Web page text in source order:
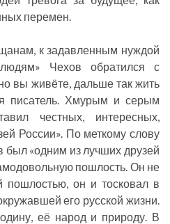
перемен.
к задавленным нуждой
Чехов обратился с
вы живёте, дальше так жить
писатель. Хмурым и серым
честных, интересных,
России». По меткому слову
был «одним из лучших друзей
пошлость. Он не
пошлостью, он и тосковал в
его русской жизни.
её народ и природу. В